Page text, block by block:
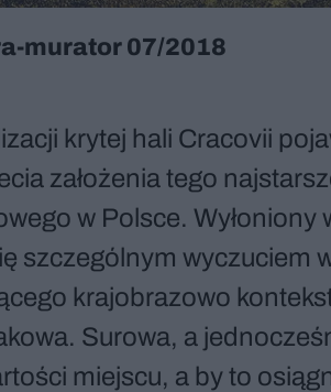
murator 07/2018
krytej hali Cracovii
założenia tego
w Polsce. Wyłoniony
szczególnym wyczuciem
krajobrazowo
Surowa, a
miejscu, a by to